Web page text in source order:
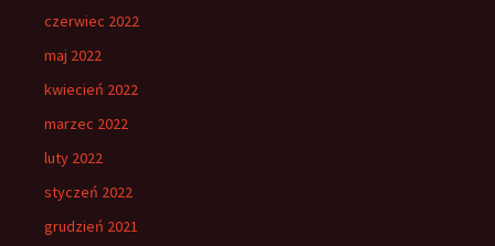
czerwiec 2022
maj 2022
kwiecień 2022
marzec 2022
luty 2022
styczeń 2022
grudzień 2021